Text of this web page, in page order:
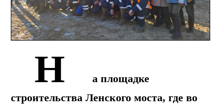
Н
а площадке
строительства Ленского моста, где во